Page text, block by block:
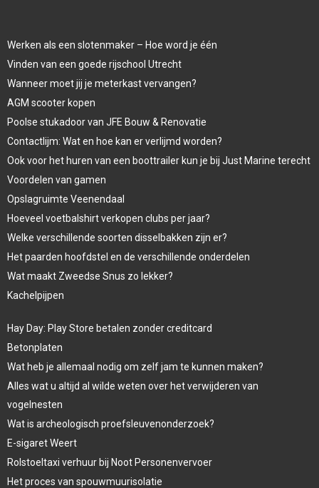
Werken als een slotenmaker – Hoe word je één
Vinden van een goede rijschool Utrecht
Wanneer moet jij je meterkast vervangen?
AGM scooter kopen
Poolse stukadoor van JFE Bouw & Renovatie
Contactlijm: Wat en hoe kan er verlijmd worden?
Ook voor het huren van een boottrailer kun je bij Just Marine terecht
Voordelen van gamen
Opslagruimte Veenendaal
Hoeveel voetbalshirt verkopen clubs per jaar?
Welke verschillende soorten disselbakken zijn er?
Het paarden hoofdstel en de verschillende onderdelen
Wat maakt Zweedse Snus zo lekker?
Kachelpijpen
Hay Day: Play Store betalen zonder creditcard
Betonplaten
Wat heb je allemaal nodig om zelf jam te kunnen maken?
Alles wat u altijd al wilde weten over het verwijderen van
vogelnesten
Wat is archeologisch proefsleuvenonderzoek?
E-sigaret Weert
Rolstoeltaxi verhuur bij Noot Personenvervoer
Het proces van spouwmuurisolatie